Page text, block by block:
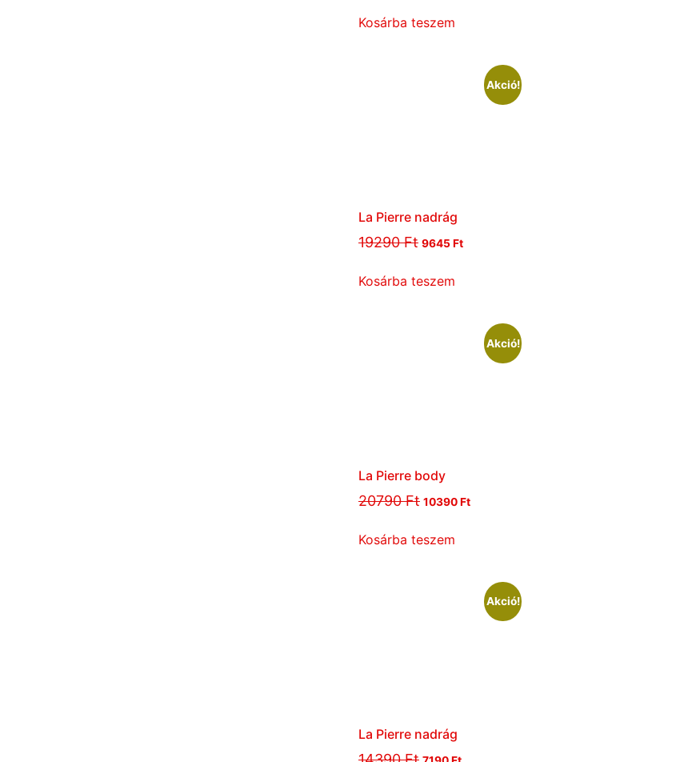
Kosárba teszem
Akció!
La Pierre nadrág
19290Ft 9645Ft
Kosárba teszem
Akció!
La Pierre body
20790Ft 10390Ft
Kosárba teszem
Akció!
La Pierre nadrág